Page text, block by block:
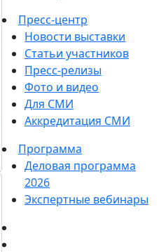
Пресс-центр
Новости выставки
Статьи участников
Пресс-релизы
Фото и видео
Для СМИ
Аккредитация СМИ
Программа
Деловая программа
2026
Экспертные вебинары